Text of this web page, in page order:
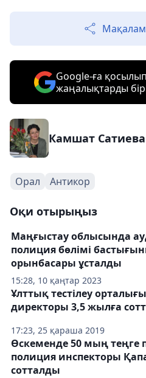
Google-ға
жаңалықтарды
Камшат Сатиева
Орал Антикор
Оқи отырыңыз
15:28, 10 қаңтар 2023
Маңғыстау облысында
полиция бөлімі
орынбасары ұсталды
17:23, 25 қараша 2019
Ұлттық тестілеу
директоры 3,5 жылға
Өскеменде 50 мың теңге
полиция инспекторы
сотталды